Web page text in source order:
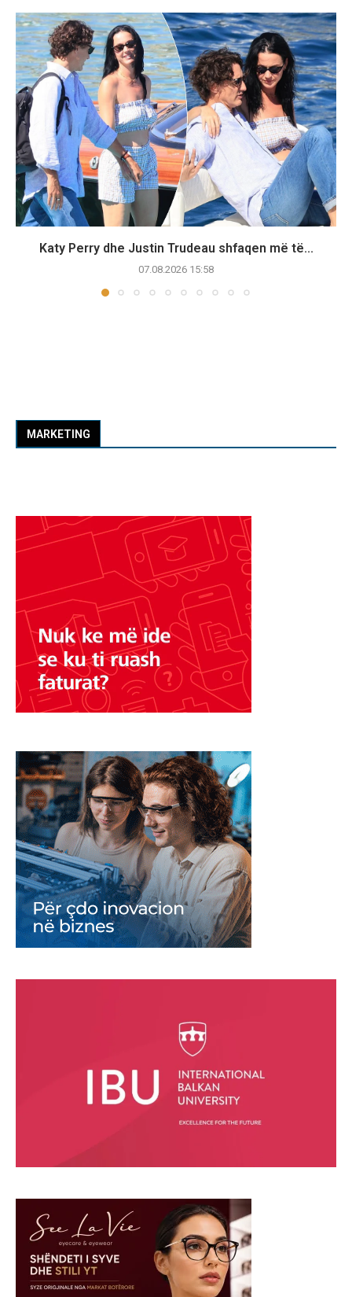
Katy Perry dhe Justin Trudeau shfaqen më të...
07.08.2026 15:58
MARKETING